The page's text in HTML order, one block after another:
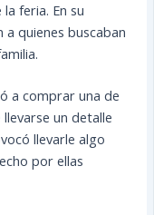
feria. En su
quienes buscaban
a comprar una de
un detalle
llevarle algo
por ellas